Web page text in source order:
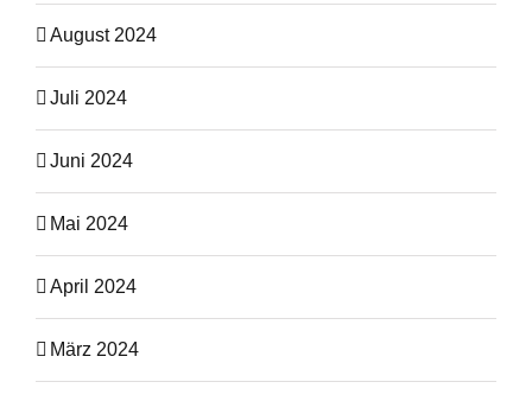
August 2024
Juli 2024
Juni 2024
Mai 2024
April 2024
März 2024